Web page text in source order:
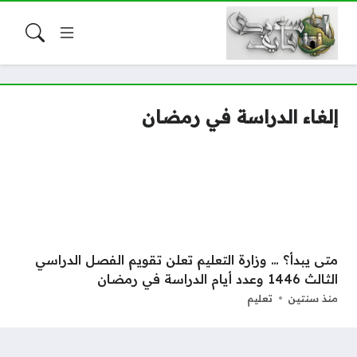
إلغاء الدراسة في رمضان
متى يبدأ؟ … وزارة التعليم تعلن تقويم الفصل الدراسي
الثالث 1446 وعدد أيام الدراسة في رمضان
منذ سنتين تعليم